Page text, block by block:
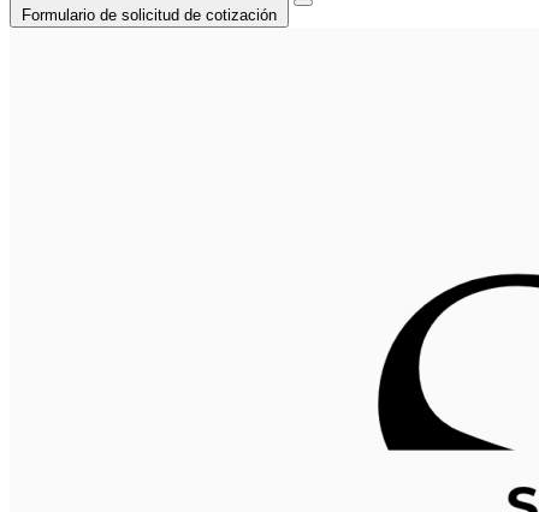
Formulario de solicitud de cotización